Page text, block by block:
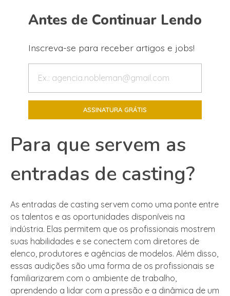
Antes de Continuar Lendo
Inscreva-se para receber artigos e jobs!
Para que servem as
entradas de casting?
As entradas de casting servem como uma ponte entre
os talentos e as oportunidades disponíveis na
indústria. Elas permitem que os profissionais mostrem
suas habilidades e se conectem com diretores de
elenco, produtores e agências de modelos. Além disso,
essas audições são uma forma de os profissionais se
familiarizarem com o ambiente de trabalho,
aprendendo a lidar com a pressão e a dinâmica de um